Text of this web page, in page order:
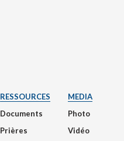
RESSOURCES
Documents
Prières
MEDIA
Photo
Vidéo